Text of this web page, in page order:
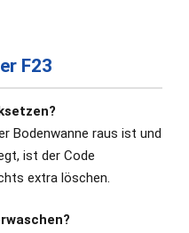
F23
Bodenwanne raus ist und
ist der Code
extra löschen.